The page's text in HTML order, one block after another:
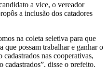
a vice, o vereador
a inclusão dos catadores
na coleta seletiva para que
que possam trabalhar e ganhar o
nas cooperativas,
cadastrados”, disse o prefeito.